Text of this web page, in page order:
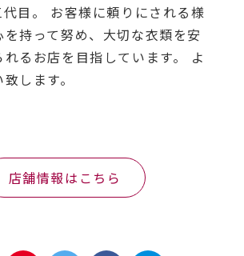
代目。 お客様に頼りにされる様
を持って努め、大切な衣類を安
るお店を目指しています。 よ
します。
店舗情報はこちら